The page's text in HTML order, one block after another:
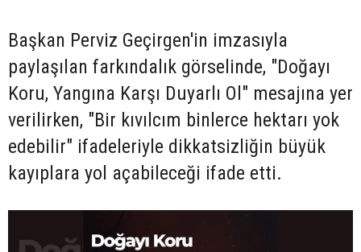
Başkan Perviz Geçirgen'in imzasıyla
paylaşılan farkındalık görselinde, "Doğayı
Koru, Yangına Karşı Duyarlı Ol" mesajına yer
verilirken, "Bir kıvılcım binlerce hektarı yok
edebilir" ifadeleriyle dikkatsizliğin büyük
kayıplara yol açabileceği ifade etti.